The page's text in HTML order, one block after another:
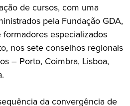
de cursos, com uma
pela Fundação GDA,
especializados
nos sete conselhos regionais
– Porto, Coimbra, Lisboa,
da convergência de